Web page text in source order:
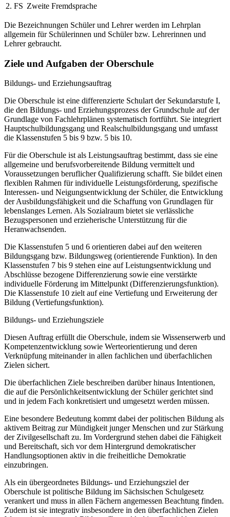
2. FS Zweite Fremdsprache
Die Bezeichnungen Schüler und Lehrer werden im Lehrplan
allgemein für Schülerinnen und Schüler bzw. Lehrerinnen und
Lehrer gebraucht.
Ziele und Aufgaben der Oberschule
Bildungs- und Erziehungsauftrag
Die Oberschule ist eine differenzierte Schulart der Sekundarstufe I,
die den Bildungs- und Erziehungsprozess der Grundschule auf der
Grundlage von Fachlehrplänen systematisch fortführt. Sie integriert
Hauptschulbildungsgang und Realschulbildungsgang und umfasst
die Klassenstufen 5 bis 9 bzw. 5 bis 10.
Für die Oberschule ist als Leistungsauftrag bestimmt, dass sie eine
allgemeine und berufsvorbereitende Bildung vermittelt und
Voraussetzungen beruflicher Qualifizierung schafft. Sie bildet einen
flexiblen Rahmen für individuelle Leistungsförderung, spezifische
Interessen- und Neigungsentwicklung der Schüler, die Entwicklung
der Ausbildungsfähigkeit und die Schaffung von Grundlagen für
lebenslanges Lernen. Als Sozialraum bietet sie verlässliche
Bezugspersonen und erzieherische Unterstützung für die
Heranwachsenden.
Die Klassenstufen 5 und 6 orientieren dabei auf den weiteren
Bildungsgang bzw. Bildungsweg (orientierende Funktion). In den
Klassenstufen 7 bis 9 stehen eine auf Leistungsentwicklung und
Abschlüsse bezogene Differenzierung sowie eine verstärkte
individuelle Förderung im Mittelpunkt (Differenzierungsfunktion).
Die Klassenstufe 10 zielt auf eine Vertiefung und Erweiterung der
Bildung (Vertiefungsfunktion).
Bildungs- und Erziehungsziele
Diesen Auftrag erfüllt die Oberschule, indem sie Wissenserwerb und
Kompetenzentwicklung sowie Werteorientierung und deren
Verknüpfung miteinander in allen fachlichen und überfachlichen
Zielen sichert.
Die überfachlichen Ziele beschreiben darüber hinaus Intentionen,
die auf die Persönlichkeitsentwicklung der Schüler gerichtet sind
und in jedem Fach konkretisiert und umgesetzt werden müssen.
Eine besondere Bedeutung kommt dabei der politischen Bildung als
aktivem Beitrag zur Mündigkeit junger Menschen und zur Stärkung
der Zivilgesellschaft zu. Im Vordergrund stehen dabei die Fähigkeit
und Bereitschaft, sich vor dem Hintergrund demokratischer
Handlungsoptionen aktiv in die freiheitliche Demokratie
einzubringen.
Als ein übergeordnetes Bildungs- und Erziehungsziel der
Oberschule ist politische Bildung im Sächsischen Schulgesetz
verankert und muss in allen Fächern angemessen Beachtung finden.
Zudem ist sie integrativ insbesondere in den überfachlichen Zielen